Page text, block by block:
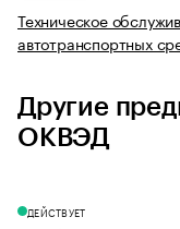
Техническое
автотранспортных
Другие
ОКВЭД
ДЕЙСТВУЕТ